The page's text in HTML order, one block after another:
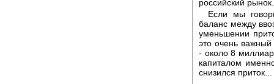
российский рынок.
Если мы
баланс между
уменьшении
это очень
- около 8
капиталом
снизился приток...